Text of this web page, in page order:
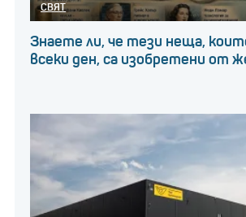
СВЯТ
Знаете ли, че тези неща,
всеки ден, са изобретени от